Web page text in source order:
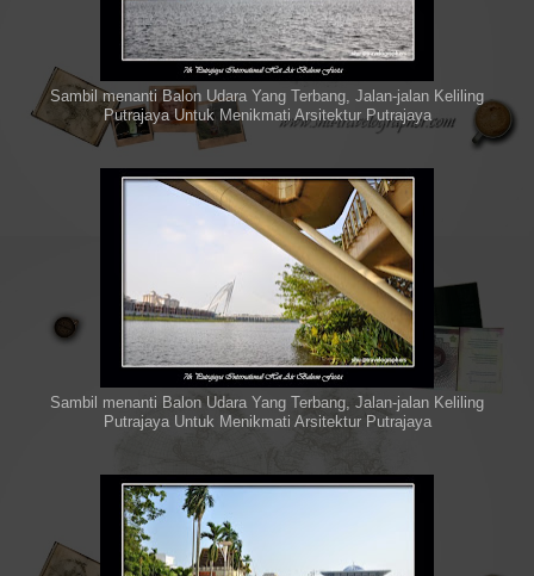
Sambil menanti Balon Udara Yang Terbang, Jalan-jalan Keliling
Putrajaya Untuk Menikmati Arsitektur Putrajaya
Sambil menanti Balon Udara Yang Terbang, Jalan-jalan Keliling
Putrajaya Untuk Menikmati Arsitektur Putrajaya